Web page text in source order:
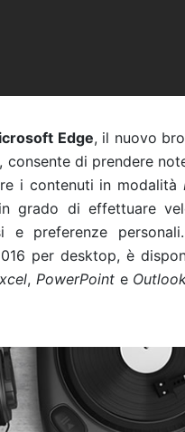
Edge, il nuovo
consente di prendere
i contenuti in modalità
grado di effettuare
e preferenze
per desktop, è
, PowerPointe